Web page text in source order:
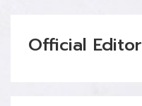
Official Editor